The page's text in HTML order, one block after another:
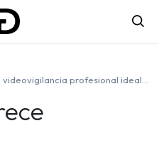
profesional ideales para los concesionarios